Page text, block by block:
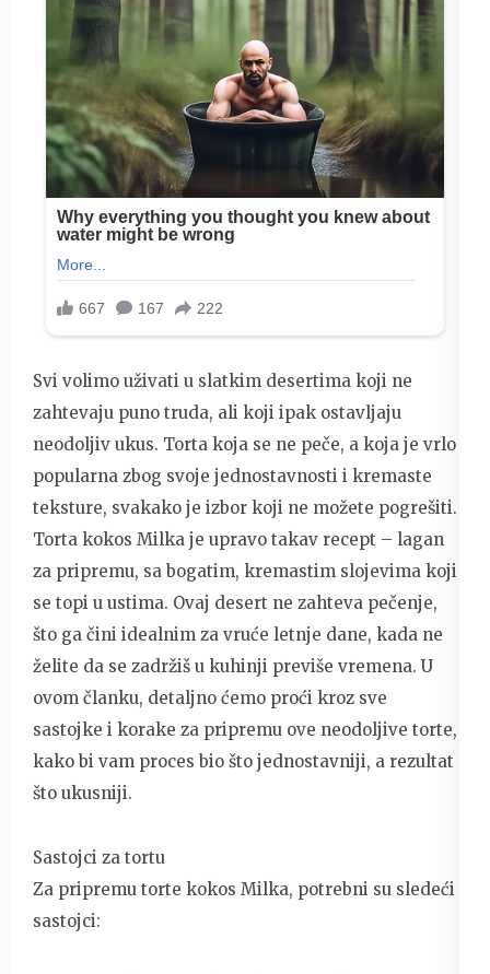
Svi volimo uživati u slatkim desertima koji ne
zahtevaju puno truda, ali koji ipak ostavljaju
neodoljiv ukus. Torta koja se ne peče, a koja je vrlo
popularna zbog svoje jednostavnosti i kremaste
teksture, svakako je izbor koji ne možete pogrešiti.
Torta kokos Milka je upravo takav recept – lagan
za pripremu, sa bogatim, kremastim slojevima koji
se topi u ustima. Ovaj desert ne zahteva pečenje,
što ga čini idealnim za vruće letnje dane, kada ne
želite da se zadržiš u kuhinji previše vremena. U
ovom članku, detaljno ćemo proći kroz sve
sastojke i korake za pripremu ove neodoljive torte,
kako bi vam proces bio što jednostavniji, a rezultat
što ukusniji.
Sastojci za tortu
Za pripremu torte kokos Milka, potrebni su sledeći
sastojci: